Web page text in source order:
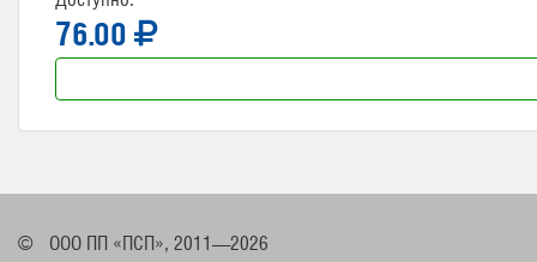
76.00
©
ООО ПП «ПСП», 2011—2026